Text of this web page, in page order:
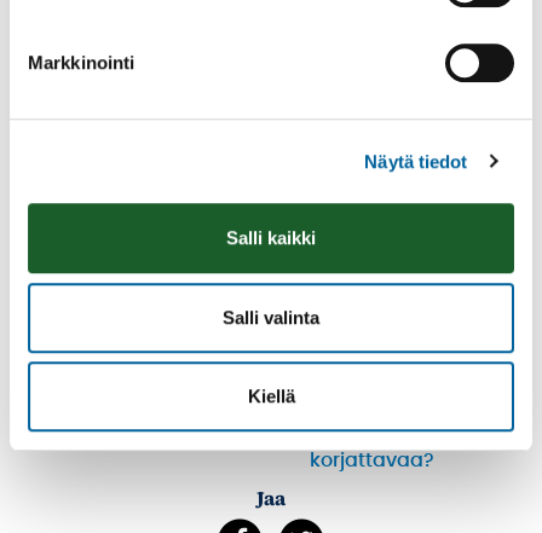
Markkinointi
Näytä tiedot
Salli kaikki
Salli valinta
Kiellä
08.08.2026 11:00
Talo Rannalla kallioilla
Lue lisää
sisällöstä
korjattavaa?
Jaa